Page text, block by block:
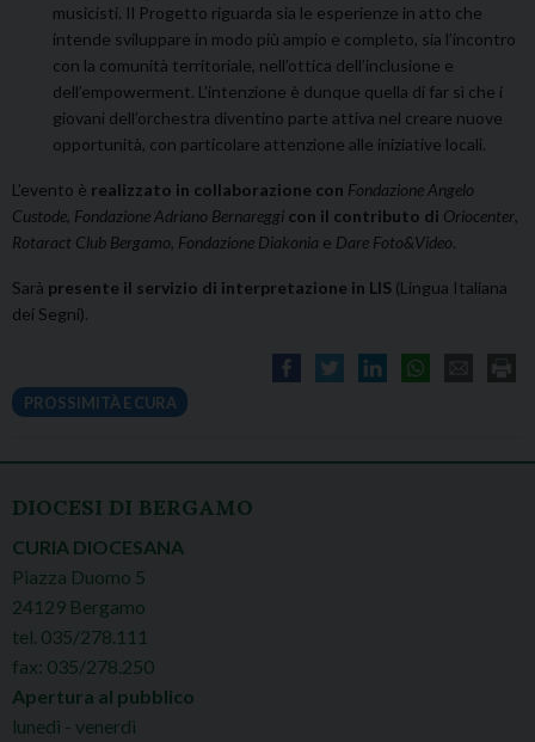
musicisti. Il Progetto riguarda sia le esperienze in atto che
intende sviluppare in modo più ampio e completo, sia l’incontro
con la comunità territoriale, nell’ottica dell’inclusione e
dell’empowerment. L’intenzione è dunque quella di far sì che i
giovani dell’orchestra diventino parte attiva nel creare nuove
opportunità, con particolare attenzione alle iniziative locali.
L’evento è realizzato in collaborazione con Fondazione Angelo
Custode Fondazione Adriano Bernareggi con il contributo di Oriocenter
Rotaract Club Bergamo Fondazione Diakonia e Dare Foto&Video.
Sarà presente il servizio di interpretazione in LIS (Lingua Italiana
dei Segni).
PROSSIMITÀ E CURA
DIOCESI DI BERGAMO
CURIA DIOCESANA
Piazza Duomo 5
24129 Bergamo
tel. 035/278.111
fax: 035/278.250
Apertura al pubblico
lunedì - venerdì